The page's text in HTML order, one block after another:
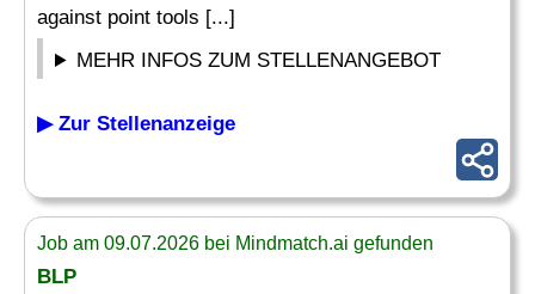
against point tools [...]
MEHR INFOS ZUM STELLENANGEBOT
▶ Zur Stellenanzeige
Job am 09.07.2026 bei Mindmatch.ai gefunden
BLP